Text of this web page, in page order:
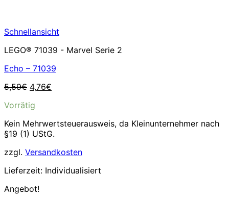
Schnellansicht
LEGO® 71039 - Marvel Serie 2
Echo – 71039
5,59€ Ursprünglicher
war:
4,76€
Vorrätig
Kein Mehrwertsteuerausweis, da Kleinunternehmer nach
§19 (1) UStG.
zzgl. Versandkosten
Lieferzeit: Individualisiert
Angebot!